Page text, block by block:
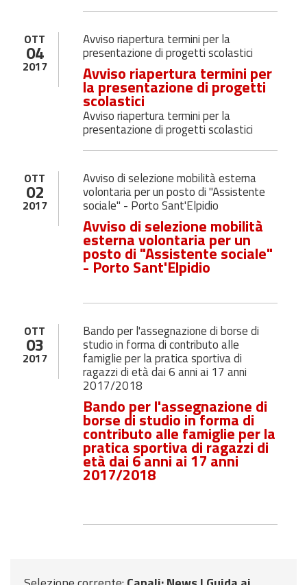
OTT
04
2017
Avviso riapertura termini per la
presentazione di progetti scolastici
Avviso riapertura termini per
la presentazione di progetti
scolastici
Avviso riapertura termini per la
presentazione di progetti scolastici
OTT
02
2017
Avviso di selezione mobilità esterna
volontaria per un posto di "Assistente
sociale" - Porto Sant'Elpidio
Avviso di selezione mobilità
esterna volontaria per un
posto di "Assistente sociale"
- Porto Sant'Elpidio
OTT
03
2017
Bando per l'assegnazione di borse di
studio in forma di contributo alle
famiglie per la pratica sportiva di
ragazzi di età dai 6 anni ai 17 anni
2017/2018
Bando per l'assegnazione di
borse di studio in forma di
contributo alle famiglie per la
pratica sportiva di ragazzi di
età dai 6 anni ai 17 anni
2017/2018